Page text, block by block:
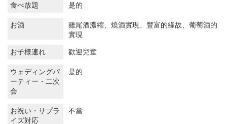
食べ放題 是的
お酒
雞尾酒濃縮、燒酒實現、豐富的緣故、葡萄酒的
實現
お子様連れ 歡迎兒童
ウェディングパ
ーティー・二次
会
是的
お祝い・サプラ
イズ対応
不當